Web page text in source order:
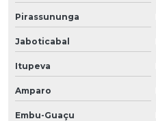
Pirassununga
Jaboticabal
Itupeva
Amparo
Embu-Guaçu